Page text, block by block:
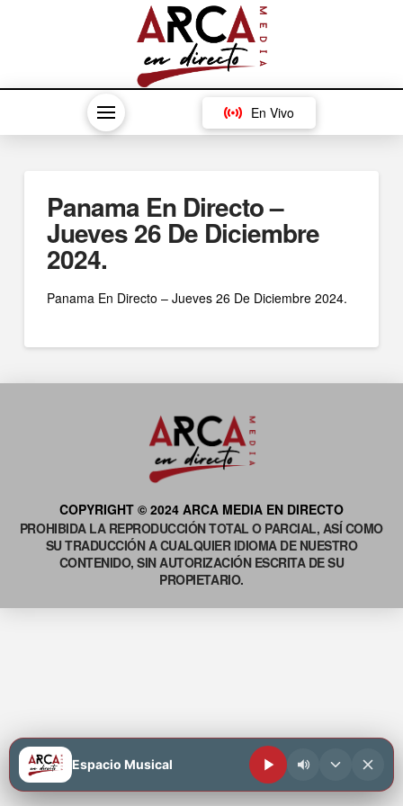
En Vivo
Panama En Directo –
Jueves 26 De Diciembre
2024.
Panama En Directo – Jueves 26 De Diciembre 2024.
COPYRIGHT © 2024 ARCA MEDIA EN DIRECTO
PROHIBIDA LA REPRODUCCIÓN TOTAL O PARCIAL, ASÍ COMO
SU TRADUCCIÓN A CUALQUIER IDIOMA DE NUESTRO
CONTENIDO, SIN AUTORIZACIÓN ESCRITA DE SU
PROPIETARIO.
Espacio Musical